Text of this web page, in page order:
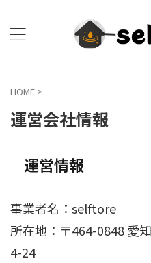
HOME >
運営会社情報
運営情報
事業者名：selftore
所在地：〒464-0848 愛
4-24